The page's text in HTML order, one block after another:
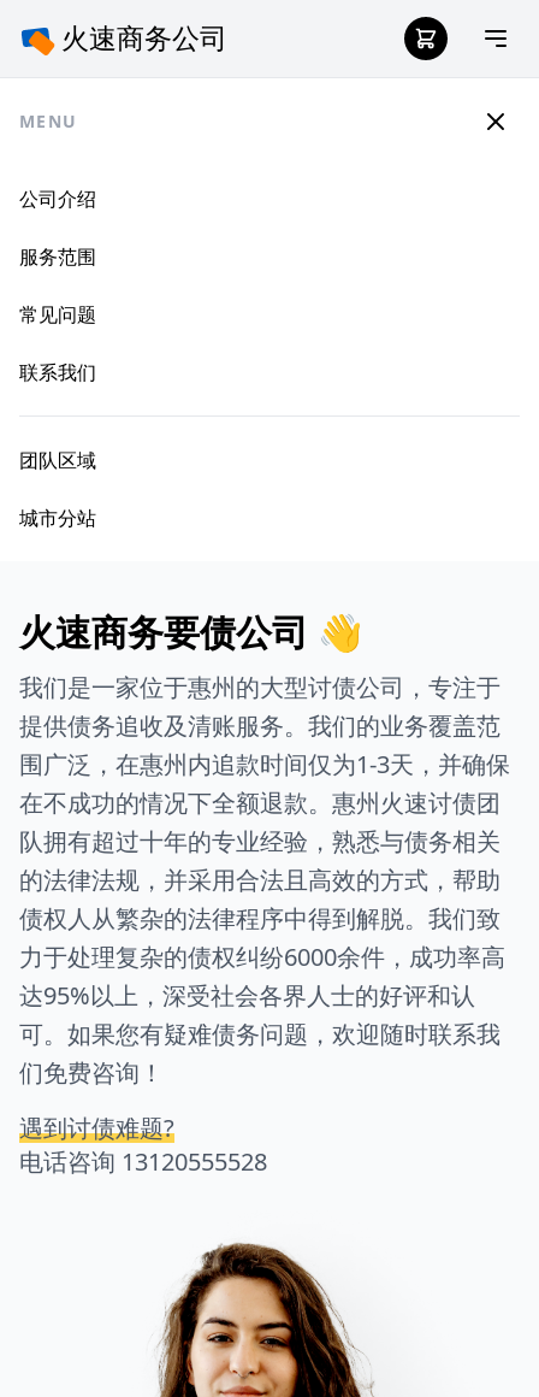
MENU
公司介绍
服务范围
常见问题
联系我们
团队区域
城市分站
火速商务要债公司 👋
我们是一家位于惠州的大型讨债公司，专注于
提供债务追收及清账服务。我们的业务覆盖范
围广泛，在惠州内追款时间仅为1-3天，并确保
在不成功的情况下全额退款。惠州火速讨债团
队拥有超过十年的专业经验，熟悉与债务相关
的法律法规，并采用合法且高效的方式，帮助
债权人从繁杂的法律程序中得到解脱。我们致
力于处理复杂的债权纠纷6000余件，成功率高
达95%以上，深受社会各界人士的好评和认
可。如果您有疑难债务问题，欢迎随时联系我
们免费咨询！
遇到讨债难题?
电话咨询 13120555528